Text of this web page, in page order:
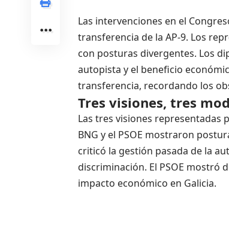
Las intervenciones en el
transferencia de la AP-9. Los
con posturas divergentes. Los
autopista y el beneficio
transferencia, recordando los
Tres visiones, tres
Las tres visiones representadas
BNG y el PSOE mostraron
criticó la gestión pasada de la
discriminación. El PSOE mostró
impacto económico en Galicia.